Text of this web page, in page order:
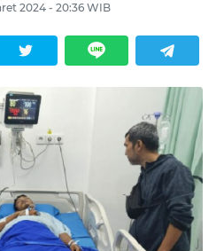
2024 - 20:36 WIB